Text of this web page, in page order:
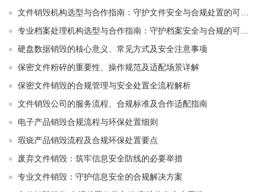
文件销毁机构选型与合作指南：守护文件安全与合规处置的可靠选择
专业档案处理机构选型与合作指南：守护档案安全与合规的可靠伙伴
硬盘数据销毁的核心意义、常见方式及安全注意事项
保密文件粉碎的重要性、操作规范及适配场景详解
保密文件销毁的合规管理与安全处置全流程解析
文件销毁公司的服务流程、合规标准及合作适配指南
电子产品销毁合规流程与环保处置细则
瑕疵产品销毁流程及合规环保处置要点
废弃文件销毁：筑牢信息安全防线的必要举措
专业文件销毁：守护信息安全的合规解决方案